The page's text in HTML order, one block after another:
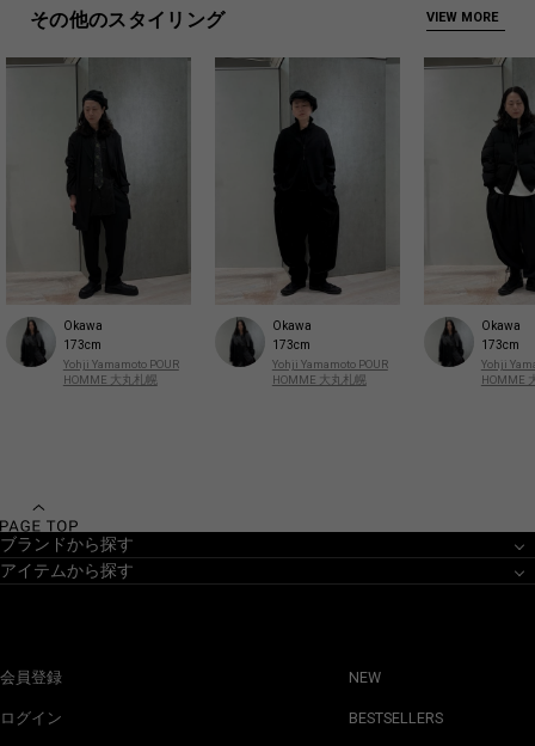
その他のスタイリング VIEW MORE
Okawa
173cm
Yohji Yamamoto POUR
HOMME 大丸札幌
Okawa
173cm
Yohji Yamamoto POUR
HOMME 大丸札幌
Okawa
173cm
Yohji
HOMME
ブランドから探す
アイテムから探す
会員登録
ログイン
NEW
BESTSELLERS